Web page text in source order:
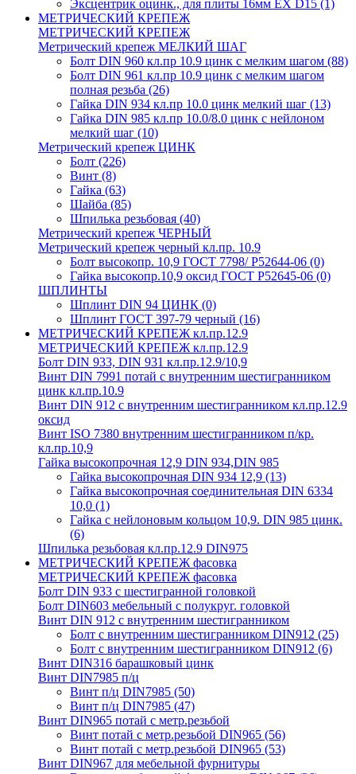
Эксцентрик оцинк., для плиты 16мм EX D15 (1)
МЕТРИЧЕСКИЙ КРЕПЕЖ
МЕТРИЧЕСКИЙ КРЕПЕЖ
Метрический крепеж МЕЛКИЙ ШАГ
Болт DIN 960 кл.пр 10.9 цинк с мелким шагом (88)
Болт DIN 961 кл.пр 10.9 цинк с мелким шагом
полная резьба (26)
Гайка DIN 934 кл.пр 10.0 цинк мелкий шаг (13)
Гайка DIN 985 кл.пр 10.0/8.0 цинк с нейлоном
мелкий шаг (10)
Метрический крепеж ЦИНК
Болт (226)
Винт (8)
Гайка (63)
Шайба (85)
Шпилька резьбовая (40)
Метрический крепеж ЧЕРНЫЙ
Метрический крепеж черный кл.пр. 10.9
Болт высокопр. 10,9 ГОСТ 7798/ Р52644-06 (0)
Гайка высокопр.10,9 оксид ГОСТ Р52645-06 (0)
ШПЛИНТЫ
Шплинт DIN 94 ЦИНК (0)
Шплинт ГОСТ 397-79 черный (16)
МЕТРИЧЕСКИЙ КРЕПЕЖ кл.пр.12.9
МЕТРИЧЕСКИЙ КРЕПЕЖ кл.пр.12.9
Болт DIN 933, DIN 931 кл.пр.12.9/10,9
Винт DIN 7991 потай с внутренним шестигранником
цинк кл.пр.10.9
Винт DIN 912 с внутренним шестигранником кл.пр.12.9
оксид
Винт ISO 7380 внутренним шестигранником п/кр.
кл.пр.10,9
Гайка высокопрочная 12,9 DIN 934,DIN 985
Гайка высокопрочная DIN 934 12,9 (13)
Гайка высокопрочная соединительная DIN 6334
10,0 (1)
Гайка с нейлоновым кольцом 10,9. DIN 985 цинк.
(6)
Шпилька резьбовая кл.пр.12.9 DIN975
МЕТРИЧЕСКИЙ КРЕПЕЖ фасовка
МЕТРИЧЕСКИЙ КРЕПЕЖ фасовка
Болт DIN 933 с шестигранной головкой
Болт DIN603 мебельный с полукруг. головкой
Винт DIN 912 с внутренним шестигранником
Болт с внутренним шестигранником DIN912 (25)
Болт с внутренним шестигранником DIN912 (6)
Винт DIN316 барашковый цинк
Винт DIN7985 п/ц
Винт п/ц DIN7985 (50)
Винт п/ц DIN7985 (47)
Винт DIN965 потай с метр.резьбой
Винт потай с метр.резьбой DIN965 (56)
Винт потай с метр.резьбой DIN965 (53)
Винт DIN967 для мебельной фурнитуры